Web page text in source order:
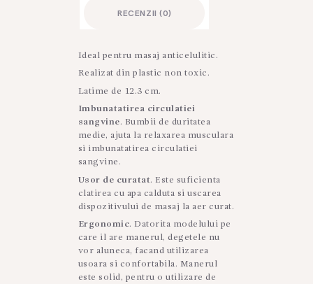
RECENZII (0)
Ideal pentru masaj anticelulitic.
Realizat din plastic non toxic.
Latime de 12.3 cm.
Imbunatatirea circulatiei
sangvine. Bumbii de duritatea
medie, ajuta la relaxarea musculara
si imbunatatirea circulatiei
sangvine.
Usor de curatat. Este suficienta
clatirea cu apa calduta si uscarea
dispozitivului de masaj la aer curat.
Ergonomic. Datorita modelului pe
care il are manerul, degetele nu
vor aluneca, facand utilizarea
usoara si confortabila. Manerul
este solid, pentru o utilizare de